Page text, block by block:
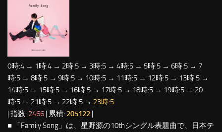
0時:4 → 1時:4 → 2時:5 → 3時:5 → 4時:5 → 5時:5 → 6時:5 → 7
時:5 → 8時:5 → 9時:5 → 10時:5 → 11時:5 → 12時:5 → 13時:5 →
14時:5 → 15時:5 → 16時:5 → 17時:5 → 18時:5 → 19時:5 → 20
時:5 → 21時:5 → 22時:5 → 23時:5
| 指数: 2466 | 累積: 205122 |
■ 「Family Song」は、星野源の10thシングル表題曲で、日本テ